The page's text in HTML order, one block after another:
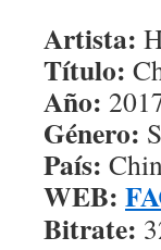
Artista:
Título:
Año:
Género:
País:
WEB:
Bitrate: